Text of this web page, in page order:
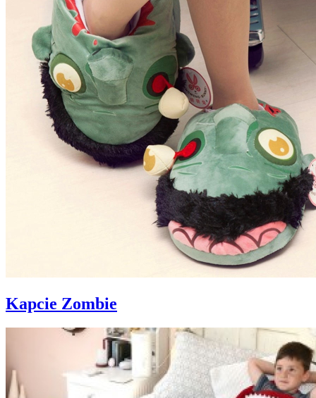
Kapcie Zombie